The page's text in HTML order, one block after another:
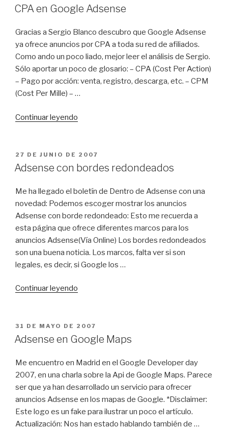
por
de
los
anunciantes»
EL
CPA en Google Adsense
Gracias a Sergio Blanco descubro que Google Adsense
ya ofrece anuncios por CPA a toda su red de afiliados.
Como ando un poco liado, mejor leer el análisis de Sergio.
Sólo aportar un poco de glosario: – CPA (Cost Per Action)
– Pago por acción: venta, registro, descarga, etc. – CPM
(Cost Per Mille) – …
Continuar leyendo
Adsense»
PUBLICADO
EL
27 DE JUNIO DE 2007
Adsense con bordes redondeados
Me ha llegado el boletín de Dentro de Adsense con una
novedad: Podemos escoger mostrar los anuncios
Adsense con borde redondeado: Esto me recuerda a
esta página que ofrece diferentes marcos para los
anuncios Adsense(Vía Online) Los bordes redondeados
son una buena noticia. Los marcos, falta ver si son
legales, es decir, si Google los …
Continuar leyendo
redondeados»
PUBLICADO
EL
31 DE MAYO DE 2007
Adsense en Google Maps
Me encuentro en Madrid en el Google Developer day
2007, en una charla sobre la Api de Google Maps. Parece
ser que ya han desarrollado un servicio para ofrecer
anuncios Adsense en los mapas de Google. *Disclaimer:
Este logo es un fake para ilustrar un poco el artículo.
Actualización: Nos han estado hablando también de …